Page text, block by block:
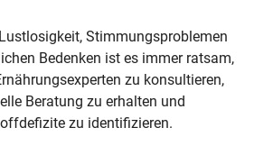
Stimmungsproblemen
Bedenken ist es immer ratsam,
zu konsultieren,
Beratung zu erhalten und
zu identifizieren.